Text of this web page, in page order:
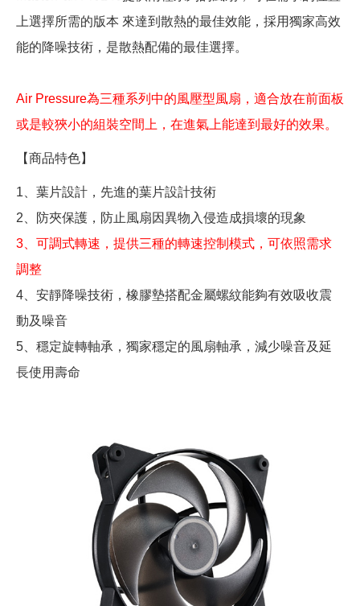
上選擇所需的版本 來達到散熱的最佳效能，採用獨家高效
能的降噪技術，是散熱配備的最佳選擇。
Air Pressure為三種系列中的風壓型風扇，適合放在前面板
或是較狹小的組裝空間上，在進氣上能達到最好的效果。
【商品特色】
1、葉片設計，先進的葉片設計技術
2、防夾保護，防止風扇因異物入侵造成損壞的現象
3、可調式轉速，提供三種的轉速控制模式，可依照需求
調整
4、安靜降噪技術，橡膠墊搭配金屬螺紋能夠有效吸收震
動及噪音
5、穩定旋轉軸承，獨家穩定的風扇軸承，減少噪音及延
長使用壽命